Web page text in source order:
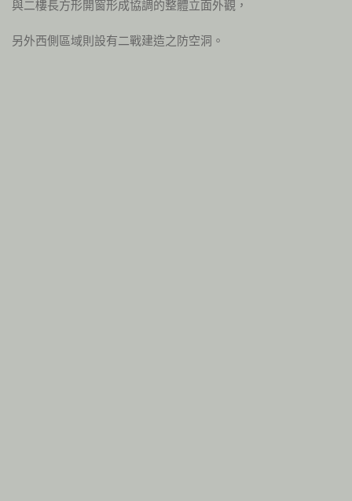
與二樓長方形開窗形成協調的整體立面外觀，
另外西側區域則設有二戰建造之防空洞。